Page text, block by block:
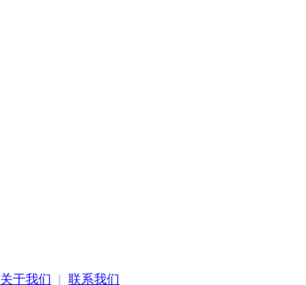
关于我们 | 联系我们